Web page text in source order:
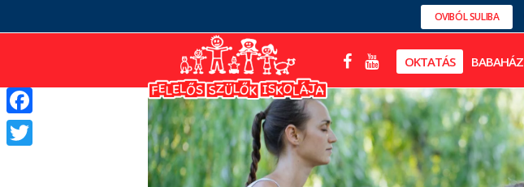
OVIBÓL SULIBA
OKTATÁS BABAHÁZ
Facebook